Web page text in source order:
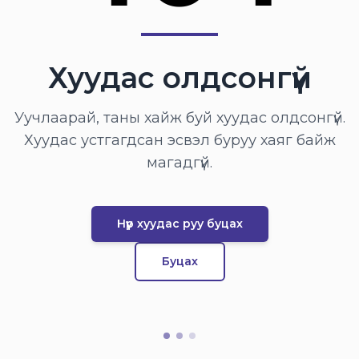
Хуудас олдсонгүй
Уучлаарай, таны хайж буй хуудас олдсонгүй.
Хуудас устгагдсан эсвэл буруу хаяг байж
магадгүй.
Нүүр хуудас руу буцах
Буцах